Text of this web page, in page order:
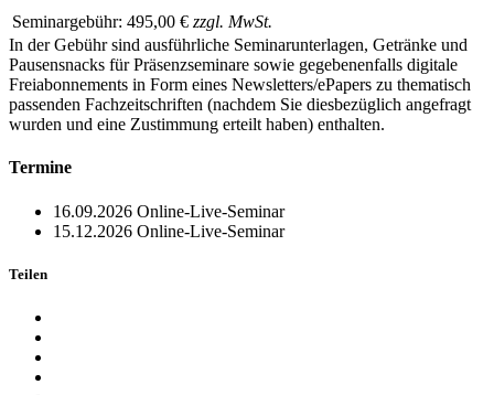
Seminargebühr: 495,00 € zzgl. MwSt.
In der Gebühr sind ausführliche Seminarunterlagen, Getränke und
Pausensnacks für Präsenzseminare sowie gegebenenfalls digitale
Freiabonnements in Form eines Newsletters/ePapers zu thematisch
passenden Fachzeitschriften (nachdem Sie diesbezüglich angefragt
wurden und eine Zustimmung erteilt haben) enthalten.
Termine
16.09.2026 Online-Live-Seminar
15.12.2026 Online-Live-Seminar
Teilen